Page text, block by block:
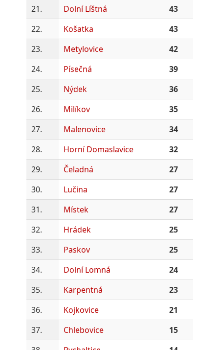
21.
Dolní Líštná
43
22.
Košatka
43
23.
Metylovice
42
24.
Písečná
39
25.
Nýdek
36
26.
Milíkov
35
27.
Malenovice
34
28.
Horní Domaslavice
32
29.
Čeladná
27
30.
Lučina
27
31.
Místek
27
32.
Hrádek
25
33.
Paskov
25
34.
Dolní Lomná
24
35.
Karpentná
23
36.
Kojkovice
21
37.
Chlebovice
15